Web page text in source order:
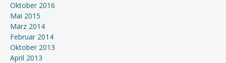
Oktober 2016
Mai 2015
März 2014
Februar 2014
Oktober 2013
April 2013